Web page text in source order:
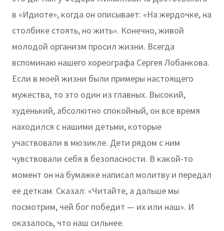
в «Идиоте», когда он описывает: «На жердочке, на
столбике стоять, но жить». Конечно, живой
молодой организм просил жизни. Всегда
вспоминаю нашего хореографа Сергея Лобанкова.
Если в моей жизни были примеры настоящего
мужества, то это один из главных. Высокий,
худенький, абсолютно спокойный, он все время
находился с нашими детьми, которые
участвовали в мюзикле. Дети рядом с ним
чувствовали себя в безопасности. В какой-то
момент он на бумажке написал молитву и передал
ее деткам. Сказал: «Читайте, а дальше мы
посмотрим, чей бог победит — их или наш». И
оказалось, что наш сильнее.